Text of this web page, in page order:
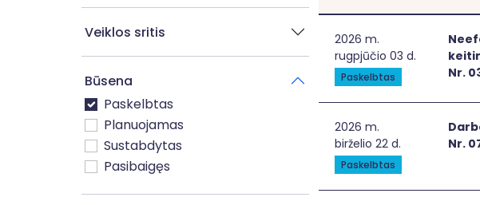
Veiklos sritis
Būsena
Paskelbtas
Planuojamas
Sustabdytas
Pasibaigęs
Neefektyvių biomasę
2026 m.
rugpjūčio 03 d.
Paskelbtas
Nr.
Darbo užmokesčio
2026 m.
birželio 22 d.
Paskelbtas
Nr.